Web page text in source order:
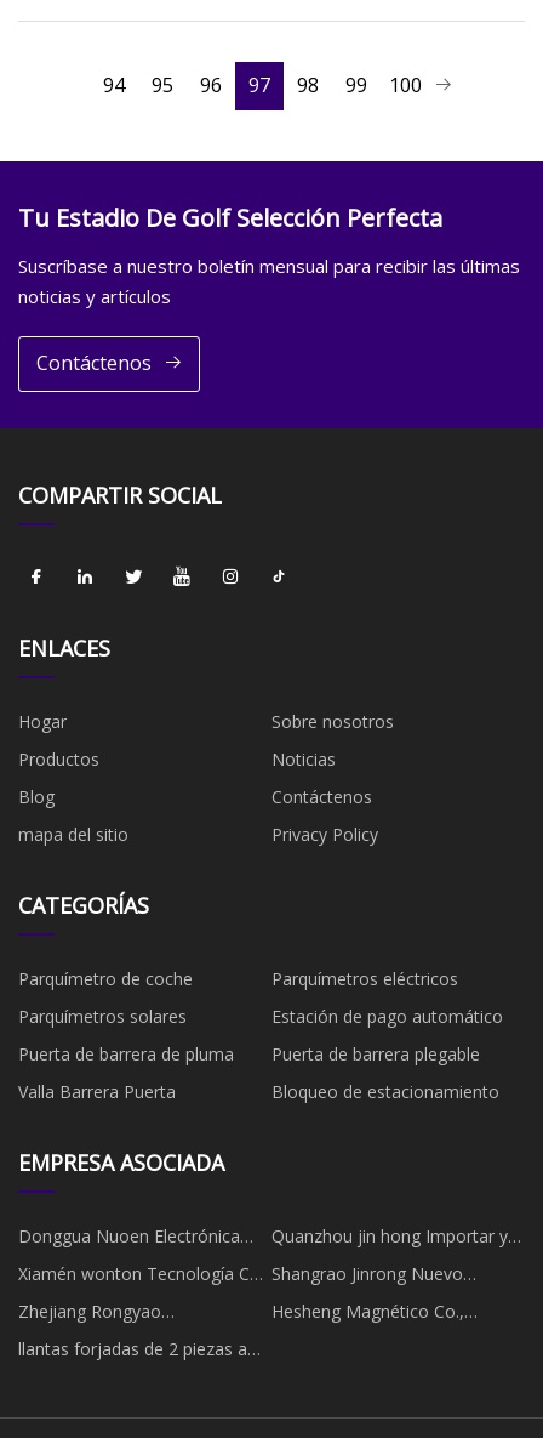
94 95 96 97 98 99 100
Tu Estadio De Golf Selección Perfecta
Suscríbase a nuestro boletín mensual para recibir las últimas
noticias y artículos
Contáctenos
COMPARTIR SOCIAL
ENLACES
Hogar
Sobre nosotros
Productos
Noticias
Blog
Contáctenos
mapa del sitio
Privacy Policy
CATEGORÍAS
Parquímetro de coche
Parquímetros eléctricos
Parquímetros solares
Estación de pago automático
Puerta de barrera de pluma
Puerta de barrera plegable
Valla Barrera Puerta
Bloqueo de estacionamiento
EMPRESA ASOCIADA
Donggua Nuoen Electrónica
Tecnología Co., Limitado.
Quanzhou jin hong Importar y
Xiamén wonton Tecnología Co.,
Limitado
Shangrao Jinrong Nuevo
Material Tecnología Co.,
Limitado.
Zhejiang Rongyao
Biotecnología Co., Limitado
Hesheng Magnético Co.,
llantas forjadas de 2 piezas a